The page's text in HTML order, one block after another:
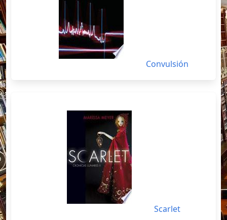
Convulsión
Scarlet